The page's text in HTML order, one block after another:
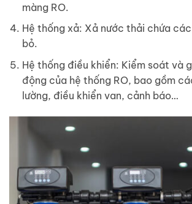
màng RO.
Hệ thống xả: Xả nước thải chứa
bỏ.
Hệ thống điều khiển: Kiểm soát và
động của hệ thống RO, bao gồm
lường, điều khiển van, cảnh báo…